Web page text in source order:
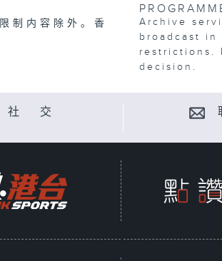
制内容除外。香
Archive
broadcast
restrictions.
decision.
社 交